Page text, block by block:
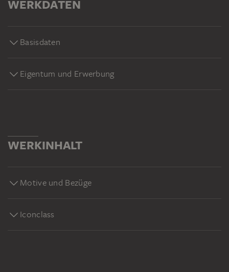
WERKDATEN
Basisdaten
Eigentum und Erwerbung
WERKINHALT
Motive und Bezüge
Iconclass